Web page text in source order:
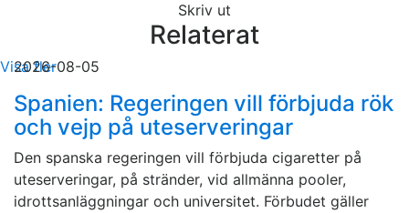
Skriv ut
Relaterat
2026-08-05
Spanien: Regeringen vill förbjuda rök
och vejp på uteserveringar
Den spanska regeringen vill förbjuda cigaretter på
uteserveringar, på stränder, vid allmänna pooler,
idrottsanläggningar och universitet. Förbudet gäller
Visa fler